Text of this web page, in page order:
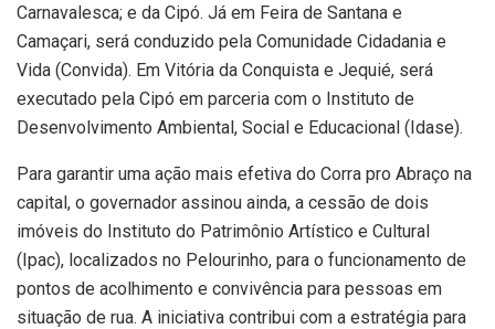
Carnavalesca; e da Cipó. Já em Feira de Santana e
Camaçari, será conduzido pela Comunidade Cidadania e
Vida (Convida). Em Vitória da Conquista e Jequié, será
executado pela Cipó em parceria com o Instituto de
Desenvolvimento Ambiental, Social e Educacional (Idase).
Para garantir uma ação mais efetiva do Corra pro Abraço na
capital, o governador assinou ainda, a cessão de dois
imóveis do Instituto do Patrimônio Artístico e Cultural
(Ipac), localizados no Pelourinho, para o funcionamento de
pontos de acolhimento e convivência para pessoas em
situação de rua. A iniciativa contribui com a estratégia para